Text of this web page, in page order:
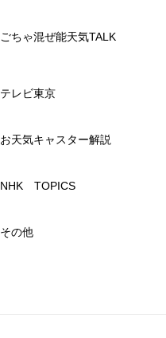
ごちゃ混ぜ能天気TALK
テレビ東京
お天気キャスター解説
NHK TOPICS
その他